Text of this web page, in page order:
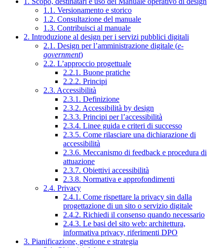
1.1. Versionamento e storico
1.2. Consultazione del manuale
1.3. Contribuisci al manuale
2. Introduzione al design per i servizi pubblici digitali
2.1. Design per l’amministrazione digitale (e-
government)
2.2. L’approccio progettuale
2.2.1. Buone pratiche
2.2.2. Principi
2.3. Accessibilità
2.3.1. Definizione
2.3.2. Accessibilità by design
2.3.3. Principi per l’accessibilità
2.3.4. Linee guida e criteri di successo
2.3.5. Come rilasciare una dichiarazione di
accessibilità
2.3.6. Meccanismo di feedback e procedura di
attuazione
2.3.7. Obiettivi accessibilità
2.3.8. Normativa e approfondimenti
2.4. Privacy
2.4.1. Come rispettare la privacy sin dalla
progettazione di un sito o servizio digitale
2.4.2. Richiedi il consenso quando necessario
2.4.3. Le basi del sito web: architettura,
informativa privacy, riferimenti DPO
3. Pianificazione, gestione e strategia